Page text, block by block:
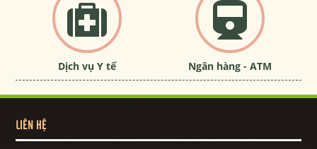
Dịch vụ Y tế Ngân hàng - ATM
LIÊN HỆ